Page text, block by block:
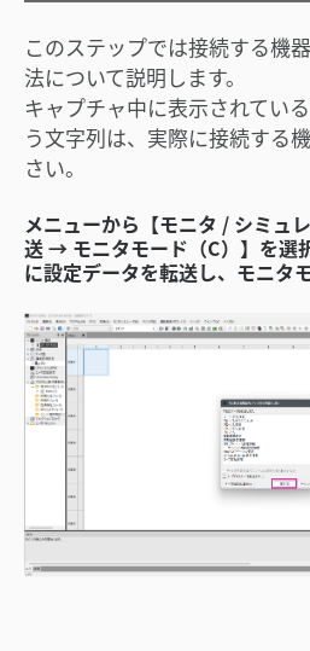
このステップでは接続する機
法について説明します。
キャプチャ中に表示されてい
う文字列は、実際に接続する
さい。
メニューから【モニタ / シミュ
送 → モニタモード（C）】を選
に設定データを転送し、モニタ